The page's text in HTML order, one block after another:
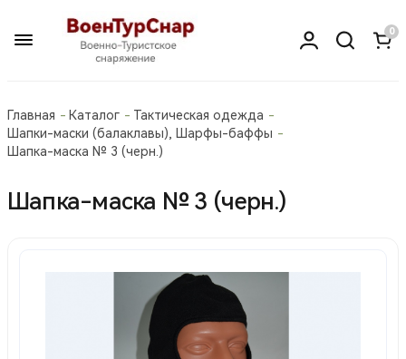
0
Главная Каталог
Тактическая одежда
Шапки-маски (балаклавы), Шарфы-баффы
Шапка-маска № 3 (черн.)
Шапка-маска № 3 (черн.)